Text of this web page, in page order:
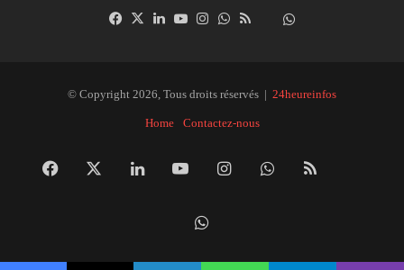
Facebook
X LinkedinYouTubeInstagramWhatsAppDailymotion
© Copyright 2026, Tous droits réservés | 24heureinfos
Home Contactez-nous
Facebook LinkedinYouTubeInstagramWhatsApp
RSS
la